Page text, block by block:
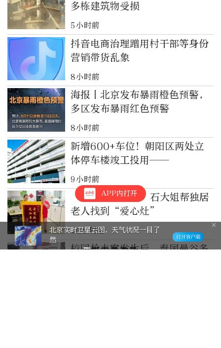
多栋建筑物受损
5小时前
抖音电商治理蹭用村干部等身份
营销带货乱象
8小时前
海报丨北京发布暴雨橙色预警，
多区发布暴雨红色预警
8小时前
新增600+车位！朝阳区两处立
体停车楼竣工投用——
9小时前
“这事我管了！”石大姐帮独居
老人找到“爱心灶”
10小时前
校园枪击案发生后，泰国曼谷多
APP内打开
北京实时卫星云图，天气状况一目了
然